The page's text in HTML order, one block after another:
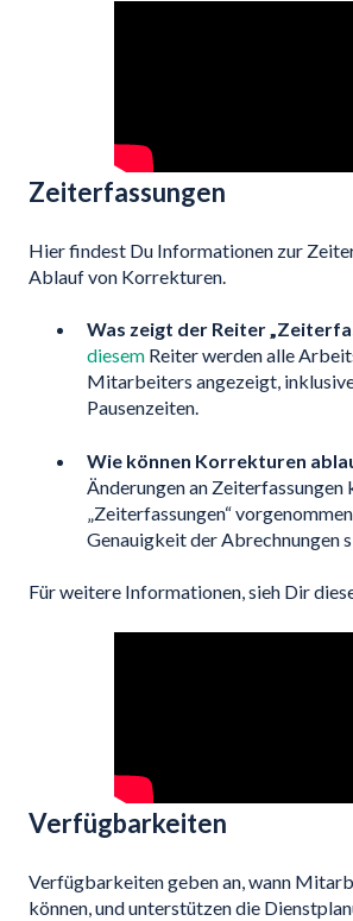
Zeiterfassungen
Hier findest Du Informationen zur
Ablauf von Korrekturen.
Was zeigt der Reiter
diesem Reiter werden alle
Mitarbeiters angezeigt,
Pausenzeiten.
Wie können Korrekturen
Änderungen an Zeiterfassungen
„Zeiterfassungen“
Genauigkeit der Abrechnungen
Für weitere Informationen, sieh Dir
Verfügbarkeiten
Verfügbarkeiten geben an, wann
können, und unterstützen die